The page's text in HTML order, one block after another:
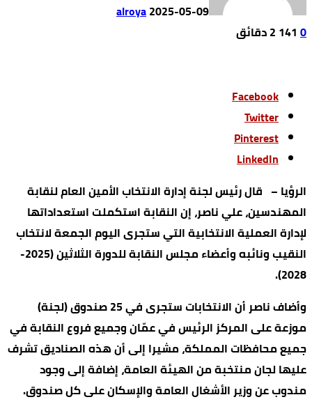
alroya2025-05-09
0
141 2 ‫دقائق‬
Facebook
Twitter
Pinterest
LinkedIn
الرؤيا – قال رئيس لجنة إدارة الانتخاب الأمين العام لنقابة
المهندسين، علي ناصر، إن النقابة استكملت استعداداتها
لإدارة العملية الانتخابية التي ستجرى اليوم الجمعة لانتخاب
النقيب ونائبه وأعضاء مجلس النقابة للدورة الثلاثين (2025-
2028).
وأضاف ناصر أن الانتخابات ستجرى في 25 صندوق (لجنة)
موزعة على المركز الرئيس في عمّان وجميع فروع النقابة في
جميع محافظات المملكة، مشيرا إلى أن هذه الصناديق تشرف
عليها لجان منتخبة من الهيئة العامة، إضافة إلى وجود
مندوب عن وزير الأشغال العامة والإسكان على كل صندوق.